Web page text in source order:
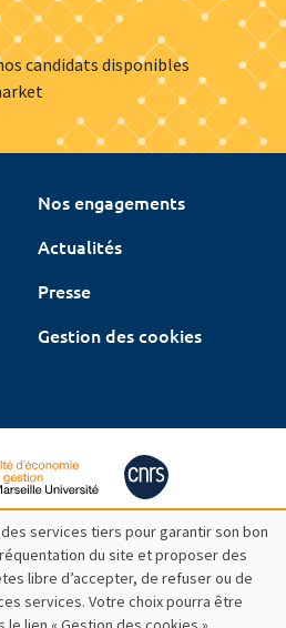
candidats disponibles
Nos engagements
Actualités
Presse
Gestion des cookies
services tiers pour garantir son bon
du site et proposer des
libre d’accepter, de refuser ou de
services. Votre choix pourra être